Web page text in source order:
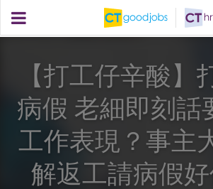
【打工仔辛酸】
病假 老細即刻話
工作表現？事主
解返工請病假